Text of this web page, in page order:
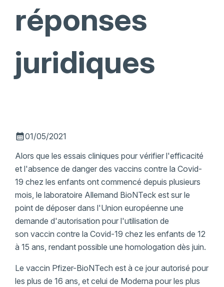
réponses
juridiques
calendar_month01/05/2021
Alors que les essais cliniques pour vérifier l'efficacité
et l'absence de danger des vaccins contre la Covid-
19 chez les enfants ont commencé depuis plusieurs
mois, le laboratoire Allemand BioNTeck est sur le
point de déposer dans l'Union européenne une
demande d'autorisation pour l'utilisation de
son vaccin contre la Covid-19 chez les enfants de 12
à 15 ans, rendant possible une homologation dès juin.
Le vaccin Pfizer-BioNTech est à ce jour autorisé pour
les plus de 16 ans, et celui de Moderna pour les plus